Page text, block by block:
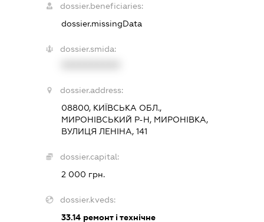
dossier.beneficiaries:
dossier.missingData
dossier.smida:
dossier.address:
08800, КИЇВСЬКА ОБЛ.,
МИРОНІВСЬКИЙ Р-Н, МИРОНІВКА,
ВУЛИЦЯ ЛЕНІНА, 141
dossier.capital:
2 000 грн.
dossier.kveds:
33.14 ремонт і технічне